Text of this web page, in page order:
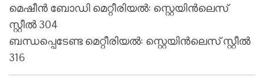
മെഷീൻ ബോഡി മെറ്റീരിയൽ: സ്റ്റെയിൻലെസ്
സ്റ്റീൽ 304
ബന്ധപ്പെടേണ്ട മെറ്റീരിയൽ: സ്റ്റെയിൻലെസ് സ്റ്റീൽ
316